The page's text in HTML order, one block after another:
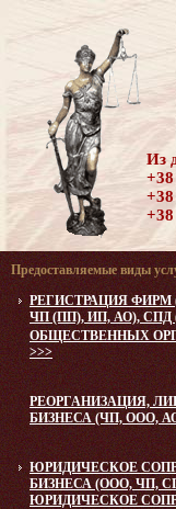
Из
Предоставляемые виды
РЕГИСТРАЦИЯ ФИРМ
ЧП (ПП), ИП, АО),
ОБЩЕСТВЕННЫХ
>>>
РЕОРГАНИЗАЦИЯ,
БИЗНЕСА (ЧП, ООО,
ЮРИДИЧЕСКОЕ
БИЗНЕСА (ООО, ЧП,
ЮРИДИЧЕСКОЕ